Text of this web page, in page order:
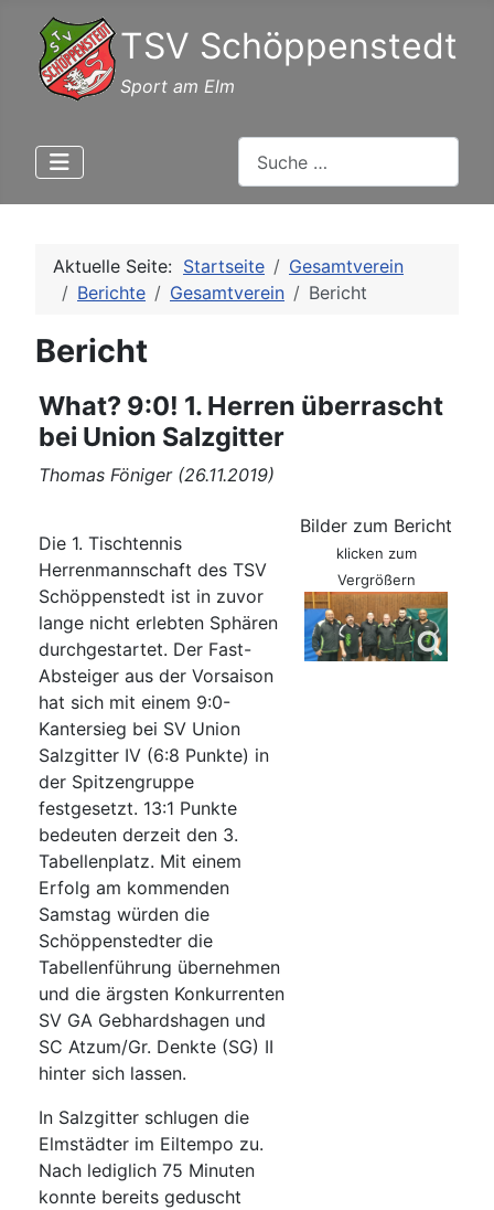
TSV Schöppenstedt
Sport am Elm
Aktuelle Seite: Startseite
Gesamtverein
Berichte
Gesamtverein Bericht
Bericht
What? 9:0! 1. Herren überrascht
bei Union Salzgitter
Thomas Föniger (26.11.2019)
Die 1. Tischtennis
Herrenmannschaft des TSV
Schöppenstedt ist in zuvor
lange nicht erlebten Sphären
durchgestartet. Der Fast-
Absteiger aus der Vorsaison
hat sich mit einem 9:0-
Kantersieg bei SV Union
Salzgitter IV (6:8 Punkte) in
der Spitzengruppe
festgesetzt. 13:1 Punkte
bedeuten derzeit den 3.
Tabellenplatz. Mit einem
Erfolg am kommenden
Samstag würden die
Schöppenstedter die
Tabellenführung übernehmen
und die ärgsten Konkurrenten
SV GA Gebhardshagen und
SC Atzum/Gr. Denkte (SG) II
hinter sich lassen.
In Salzgitter schlugen die
Elmstädter im Eiltempo zu.
Nach lediglich 75 Minuten
konnte bereits geduscht
Bilder zum Bericht
klicken zum
Vergrößern